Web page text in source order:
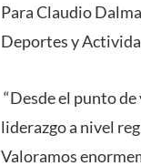
Para Claudio
Deportes y
“Desde el punto
liderazgo a nivel
Valoramos